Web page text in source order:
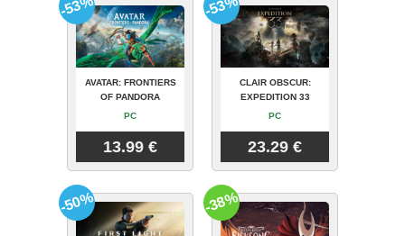
AVATAR: FRONTIERS
OF PANDORA
PC
13.99 €
-53%
CLAIR OBSCUR:
EXPEDITION 33
PC
23.29 €
-53%
-50% -38%